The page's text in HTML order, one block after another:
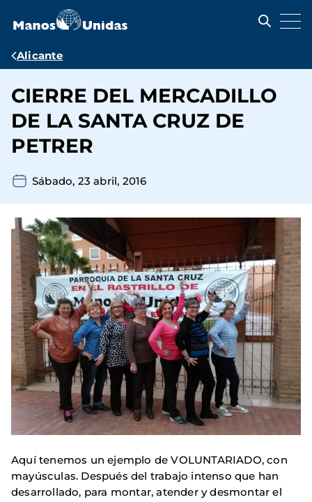
contenido
Ruta
navegación
Alicante
CIERRE DEL MERCADILLO
DE LA SANTA CRUZ DE
PETRER
Sábado, 23 abril, 2016
Aquí tenemos un ejemplo de VOLUNTARIADO, con
mayúsculas. Después del trabajo intenso que han
desarrollado, para montar, atender y desmontar el